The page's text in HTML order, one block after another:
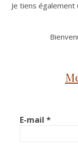
Je tiens
E-mail *